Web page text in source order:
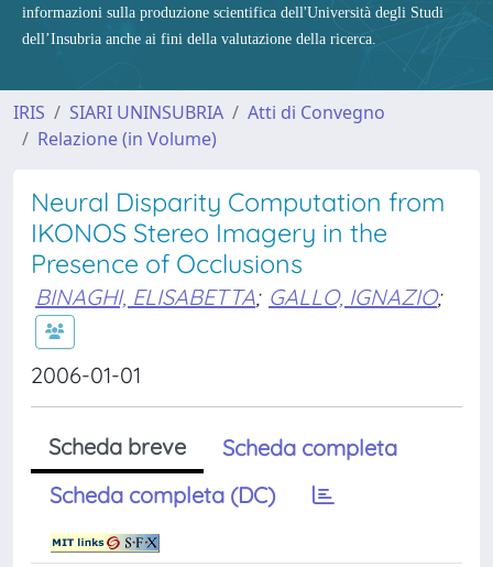
informazioni sulla produzione scientifica dell'Università degli Studi
dell’Insubria anche ai fini della valutazione della ricerca.
IRIS SIARI UNINSUBRIA
Atti di Convegno
Relazione (in Volume)
Neural Disparity Computation from
IKONOS Stereo Imagery in the
Presence of Occlusions
BINAGHI, ELISABETTA; GALLO, IGNAZIO;
2006-01-01
Scheda breve
Scheda completa
Scheda completa (DC)